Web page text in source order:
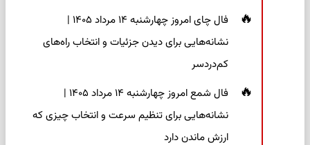
فال چای امروز چهارشنبه ۱۴ مرداد ۱۴۰۵ |
نشانه‌هایی برای دیدن جزئیات و انتخاب راه‌های
کم‌دردسر
فال شمع امروز چهارشنبه ۱۴ مرداد ۱۴۰۵ |
نشانه‌هایی برای تنظیم سرعت و انتخاب چیزی که
ارزش ماندن دارد